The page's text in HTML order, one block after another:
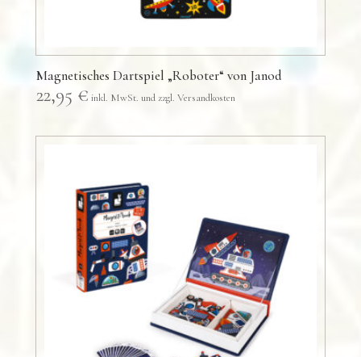
Magnetisches Dartspiel „Roboter“ von Janod
22,95 €